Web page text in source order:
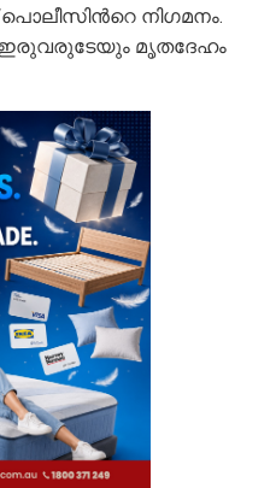
നിഗമനം.
ഇരുവരുടേയും മൃതദേഹം